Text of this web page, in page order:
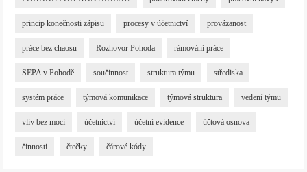
princip konečnosti zápisu procesy v účetnictví provázanost
práce bez chaosu Rozhovor Pohoda rámování práce
SEPA v Pohodě součinnost struktura týmu střediska
systém práce týmová komunikace týmová struktura vedení týmu
vliv bez moci účetnictví účetní evidence účtová osnova
činnosti čtečky čárové kódy